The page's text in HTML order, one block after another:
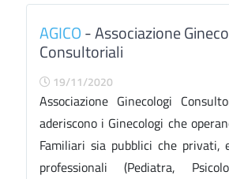
AGICO- Associazione
Consultoriali
19/11/2020
Associazione Ginecologi
aderiscono i Ginecologi che
Familiari sia pubblici che
professionali (Pediatra,